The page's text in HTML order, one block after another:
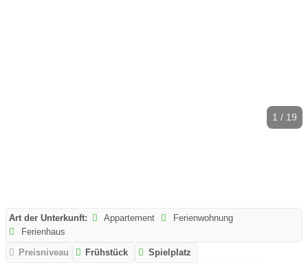
1 / 19
Art der Unterkunft: Appartement
Ferienwohnung
Ferienhaus
Preisniveau
Frühstück
Spielplatz